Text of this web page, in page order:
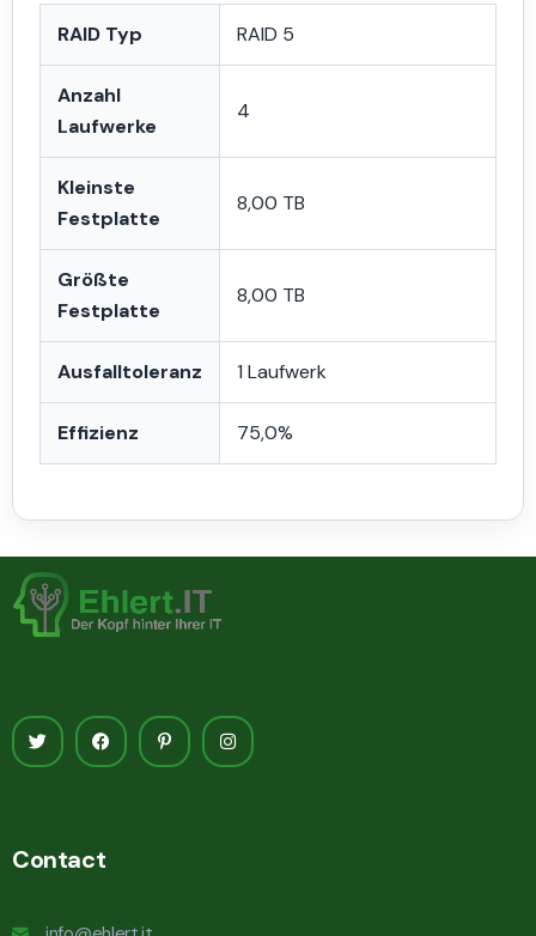
RAID Typ RAID 5
Anzahl
Laufwerke
4
Kleinste
Festplatte
8,00 TB
Größte
Festplatte
8,00 TB
Ausfalltoleranz 1 Laufwerk
Effizienz 75,0%
Contact